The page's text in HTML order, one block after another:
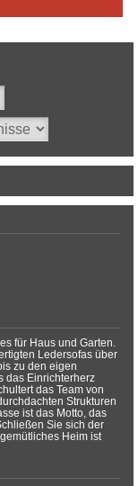
für Haus und Garten.
Ledersofas über
zu den eigen
das Einrichterherz
das Team von
Strukturen
ist das Motto, das
Sie sich der
Heim ist